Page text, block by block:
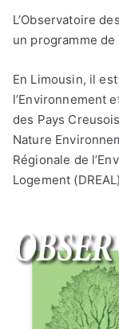
L’Observatoire
un programme
En Limousin, il
l’Environnement
des Pays
Nature
Régionale de
Logement